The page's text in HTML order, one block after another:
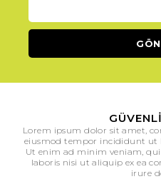
Lorem ipsum dolor sit amet,
eiusmod tempor incididunt ut
Ut enim ad minim veniam,
laboris nisi ut aliquip ex ea
irure